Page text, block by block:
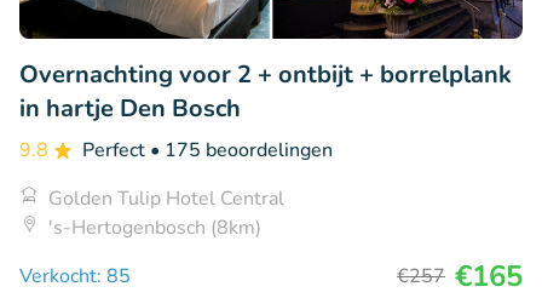
Overnachting voor 2 + ontbijt + borrelplank
in hartje Den Bosch
9.8 Perfect • 175 beoordelingen
Golden Tulip Hotel Central
's-Hertogenbosch (8km)
Verkocht: 85
€257 €165